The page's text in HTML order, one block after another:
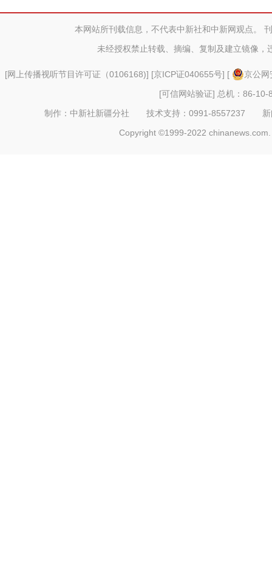
本网站所刊载信息，不代表中新社和中新网观点。
未经授权禁止转载、摘编、复制及建立镜像，
[网上传播视听节目许可证（0106168)] [京ICP证040655号] [
京公
[可信网站验证] 总机：86-10-
制作：中新社新疆分社 技术支持：0991-8557237
Copyright ©1999-2022